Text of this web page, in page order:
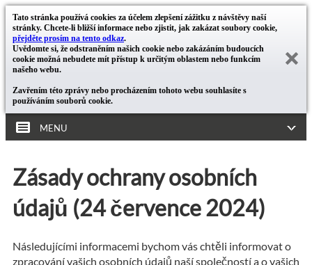
Tato stránka používá cookies za účelem zlepšení zážitku z návštěvy naší
stránky. Chcete-li bližší informace nebo zjistit, jak zakázat soubory cookie,
přejděte prosím na tento odkaz.
Uvědomte si, že odstraněním našich cookie nebo zakázáním budoucích
cookie možná nebudete mít přístup k určitým oblastem nebo funkcím
našeho webu.
Zavřením této zprávy nebo procházením tohoto webu souhlasíte s
používáním souborů cookie.
MENU
Zásady ochrany osobních
údajů (24 července 2024)
Následujícími informacemi bychom vás chtěli informovat o
zpracování vašich osobních údajů naší společností a o vašich